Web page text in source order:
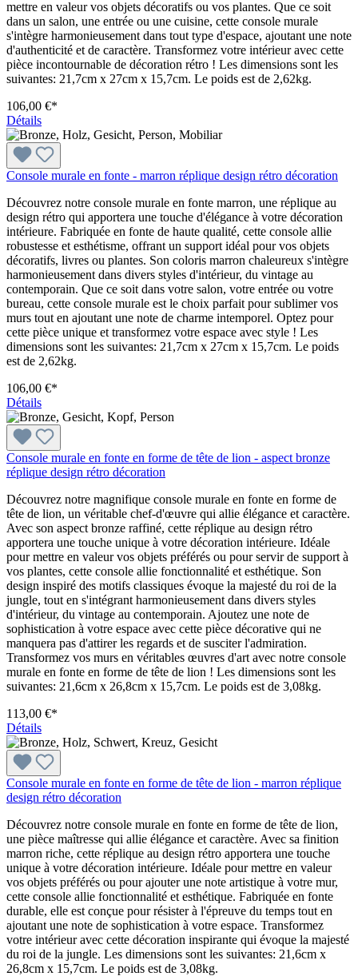
mettre en valeur vos objets décoratifs ou vos plantes. Que ce soit
dans un salon, une entrée ou une cuisine, cette console murale
s'intègre harmonieusement dans tout type d'espace, ajoutant une note
d'authenticité et de caractère. Transformez votre intérieur avec cette
pièce incontournable de décoration rétro ! Les dimensions sont les
suivantes: 21,7cm x 27cm x 15,7cm. Le poids est de 2,62kg.
106,00 €*
Détails
Console murale en fonte - marron réplique design rétro décoration
Découvrez notre console murale en fonte marron, une réplique au
design rétro qui apportera une touche d'élégance à votre décoration
intérieure. Fabriquée en fonte de haute qualité, cette console allie
robustesse et esthétisme, offrant un support idéal pour vos objets
décoratifs, livres ou plantes. Son coloris marron chaleureux s'intègre
harmonieusement dans divers styles d'intérieur, du vintage au
contemporain. Que ce soit dans votre salon, votre entrée ou votre
bureau, cette console murale est le choix parfait pour sublimer vos
murs tout en ajoutant une note de charme intemporel. Optez pour
cette pièce unique et transformez votre espace avec style ! Les
dimensions sont les suivantes: 21,7cm x 27cm x 15,7cm. Le poids
est de 2,62kg.
106,00 €*
Détails
Console murale en fonte en forme de tête de lion - aspect bronze
réplique design rétro décoration
Découvrez notre magnifique console murale en fonte en forme de
tête de lion, un véritable chef-d'œuvre qui allie élégance et caractère.
Avec son aspect bronze raffiné, cette réplique au design rétro
apportera une touche unique à votre décoration intérieure. Idéale
pour mettre en valeur vos objets préférés ou pour servir de support à
vos plantes, cette console allie fonctionnalité et esthétique. Son
design inspiré des motifs classiques évoque la majesté du roi de la
jungle, tout en s'intégrant harmonieusement dans divers styles
d'intérieur, du vintage au contemporain. Ajoutez une note de
sophistication à votre espace avec cette pièce décorative qui ne
manquera pas d'attirer les regards et de susciter l'admiration.
Transformez vos murs en véritables œuvres d'art avec notre console
murale en fonte en forme de tête de lion ! Les dimensions sont les
suivantes: 21,6cm x 26,8cm x 15,7cm. Le poids est de 3,08kg.
113,00 €*
Détails
Console murale en fonte en forme de tête de lion - marron réplique
design rétro décoration
Découvrez notre console murale en fonte en forme de tête de lion,
une pièce maîtresse qui allie élégance et caractère. Avec sa finition
marron riche, cette réplique au design rétro apportera une touche
unique à votre décoration intérieure. Idéale pour mettre en valeur
vos objets préférés ou pour ajouter une note artistique à votre mur,
cette console allie fonctionnalité et esthétique. Fabriquée en fonte
durable, elle est conçue pour résister à l'épreuve du temps tout en
ajoutant une note de sophistication à votre espace. Transformez
votre intérieur avec cette décoration inspirante qui évoque la majesté
du roi de la jungle. Les dimensions sont les suivantes: 21,6cm x
26,8cm x 15,7cm. Le poids est de 3,08kg.